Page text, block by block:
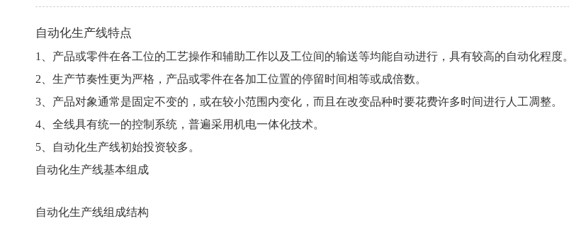
自动化生产线特点
1、产品或零件在各工位的工艺操作和辅助工作以及工位间的输送等均能自动进行，具有较高的自动化程度。
2、生产节奏性更为严格，产品或零件在各加工位置的停留时间相等或成倍数。
3、产品对象通常是固定不变的，或在较小范围内变化，而且在改变品种时要花费许多时间进行人工凋整。
4、全线具有统一的控制系统，普遍采用机电一体化技术。
5、自动化生产线初始投资较多。
自动化生产线基本组成
自动化生产线组成结构